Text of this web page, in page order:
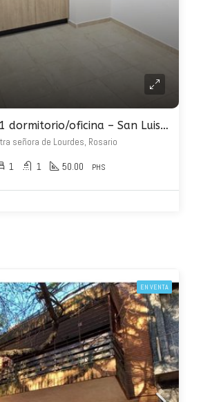
Venta duplex 1 dormitorio/oficina – San Luis 2200
señora de Lourdes, Rosario
1 1 50.00 PHS
EN VENTA